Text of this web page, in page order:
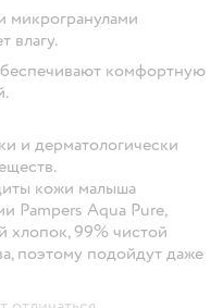
влагу.
комфортную
и дерматологически
кожи малыша
Pampers Aqua Pure,
хлопок, 99% чистой
поэтому подойдут даже